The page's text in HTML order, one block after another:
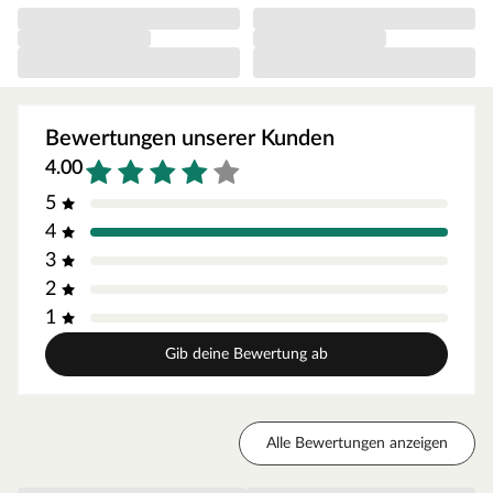
von 120 cm. Das Podest kann über eine Holzleiter mit
eingelassenen Stufen erklommen werden. Für die
Klettergriffe als Aufstiegshilfe anzubringen. Diese und
weitere tolle Zubehör-Artikel findest du in unserem
Zubehör-Sortiment.
Stelzenhaus Toby, Doppelschaukel. 2 Schaukelsitze rot,
Rutsche
Inkl. 2 Fenster
Inkl. Fußbodenbrett
in eine Wasserrutsche verwandeln. Hierfür befindet sich
an der Unterseite der Rutsche ein Anschluss für den
Bewertungen unserer Kunden
4.00
5
4
3
2
1
Gib deine Bewertung ab
Alle Bewertungen anzeigen